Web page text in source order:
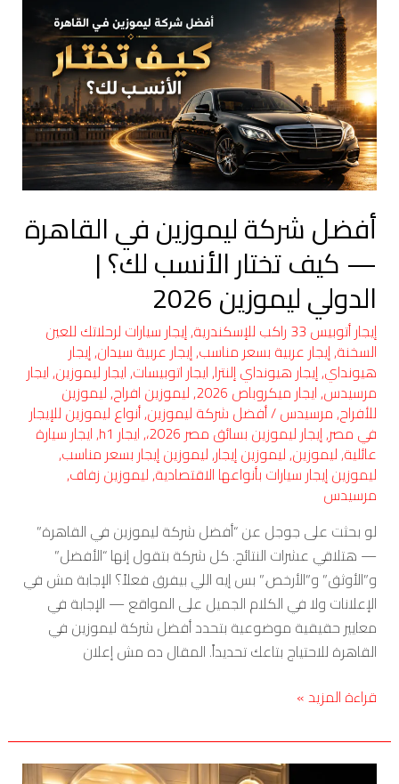
أفضل شركة ليموزين في القاهرة
— كيف تختار الأنسب لك؟ |
الدولي ليموزين 2026
إيجار أتوبيس 33 راكب للإسكندرية ,إيجار سيارات لرحلاتك للعين
السخنة,إيجار عربية بسعر مناسب,إيجار عربية سيدان,إيجار
هيونداي,إيجار هيونداي إلنترا,ايجار اتوبيسات,ايجار ليموزين,ايجار
مرسيدس,ايجار ميكروباص 2026 ,ليموزين افراح,ليموزين
للأفراح,مرسيدس/أفضل شركة ليموزين,أنواع ليموزين للإيجار
في مصر,إيجار ليموزين بسائق مصر 2026، ,ايجار h1 ,ايجار سيارة
عائلية,ليموزين,ليموزين إيجار,ليموزين إيجار بسعر مناسب,
ليموزين إيجار سيارات بأنواعها الاقتصادية,ليموزين زفاف,
مرسيدس
لو بحثت على جوجل عن “أفضل شركة ليموزين في القاهرة”
— هتلاقي عشرات النتائج. كل شركة بتقول إنها “الأفضل”
و”الأوثق” و”الأرخص.” بس إيه اللي بيفرق فعلاً؟ الإجابة مش في
الإعلانات ولا في الكلام الجميل على المواقع — الإجابة في
معايير حقيقية موضوعية بتحدد أفضل شركة ليموزين في
القاهرة للاحتياج بتاعك تحديداً. المقال ده مش إعلان
شركة
ليموزين
في
القاهرة
—
كيف
تختار
الأنسب
لك؟
الدولي
ليموزين
2026
قراءة المزيد »